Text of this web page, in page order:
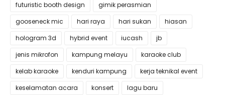
futuristic booth design
gimik perasmian
gooseneck mic
hari raya hari sukan
hiasan
hologram 3d
hybrid event iucash
jb
jenis mikrofon
kampung melayu
karaoke club
kelab karaoke
kenduri kampung
kerja teknikal event
keselamatan acara
konsert lagu baru